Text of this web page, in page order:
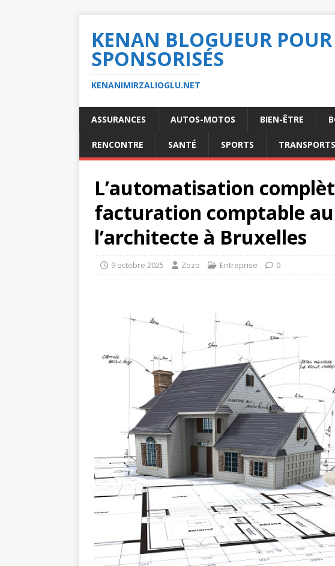
KENAN BLOGUEUR POUR
SPONSORISÉS
KENANIMIRZALIOGLU.NET
ASSURANCES AUTOS-MOTOS BIEN-ÊTRE
RENCONTRE SANTÉ SPORTS
L’automatisation
facturation comptable au
l’architecte à Bruxelles
9 octobre 2025 Zozo Entreprise 0